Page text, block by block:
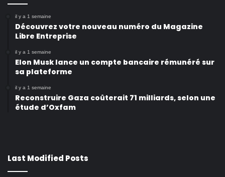
il y a 1 semaine
Découvrez votre nouveau numéro du Magazine
Libre Entreprise
il y a 1 semaine
Elon Musk lance un compte bancaire rémunéré sur
sa plateforme
il y a 1 semaine
Reconstruire Gaza coûterait 71 milliards, selon une
étude d’Oxfam
Last Modified Posts